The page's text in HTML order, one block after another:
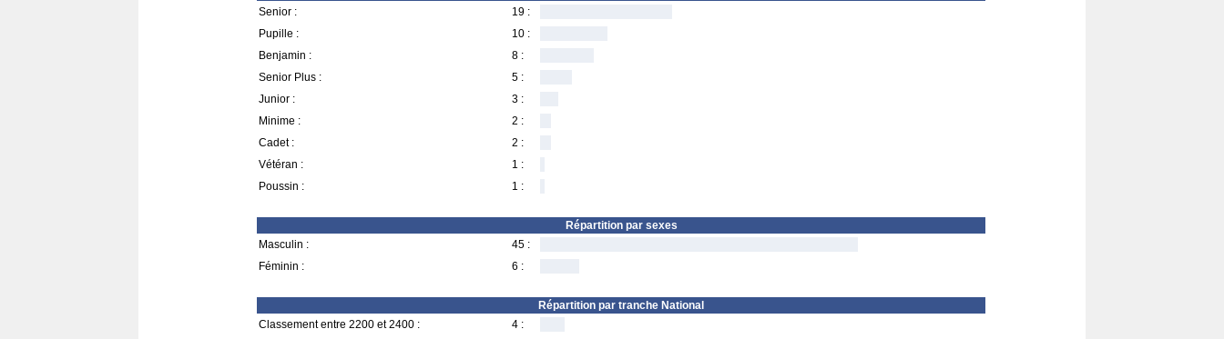
Senior :
19 :
Pupille :
10 :
Benjamin :
8 :
Senior Plus :
5 :
Junior :
3 :
Minime :
2 :
Cadet :
2 :
Vétéran :
1 :
Poussin :
1 :
Répartition par sexes
Masculin :
45 :
Féminin :
6 :
Répartition par tranche National
Classement entre 2200 et 2400 :
4 :